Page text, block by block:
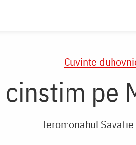
Cuvinte
cinstim pe
Ieromonahul